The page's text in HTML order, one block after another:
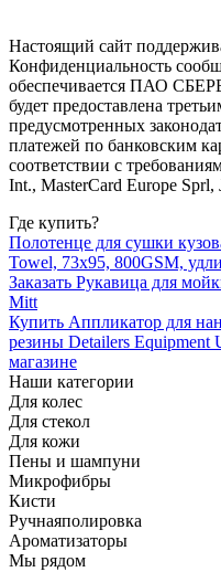
Настоящий сайт
Конфиденциальность
обеспечивается ПАО
будет предоставлена
предусмотренных
платежей по банковским
соответствии с
Int., MasterCard Europe Sprl,
Где купить?
Полотенце для сушки
Towel, 73x95, 800GSM,
Заказать Рукавица для
Mitt
Купить Аппликатор для
резины Detailers Equipment
магазине
Наши категории
Для колес
Для стекол
Для кожи
Пены и шампуни
Микрофибры
Кисти
Ручнаяполировка
Ароматизаторы
Мы рядом